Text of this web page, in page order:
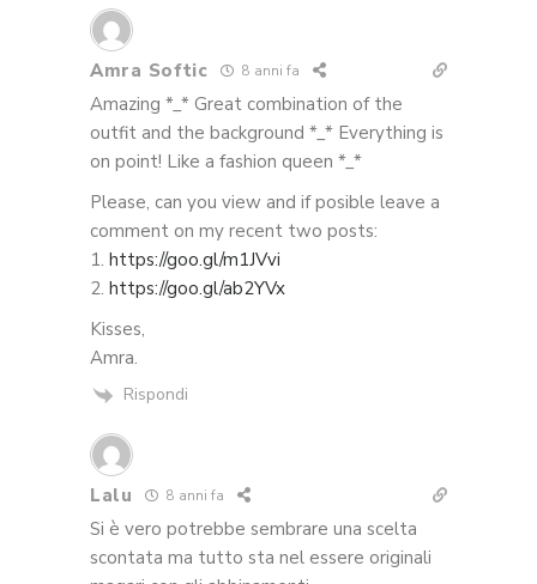
Amra Softic 8 anni fa
Amazing *_* Great combination of the
outfit and the background *_* Everything is
on point! Like a fashion queen *_*
Please, can you view and if posible leave a
comment on my recent two posts:
1. https://goo.gl/m1JVvi
2. https://goo.gl/ab2YVx
Kisses,
Amra.
Rispondi
Lalu 8 anni fa
Si è vero potrebbe sembrare una scelta
scontata ma tutto sta nel essere originali